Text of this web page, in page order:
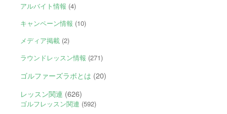
アルバイト情報 (4)
キャンペーン情報 (10)
メディア掲載(2)
ラウンドレッスン情報 (271)
ゴルファーズラボとは (20)
レッスン関連 (626)
ゴルフレッスン関連 (592)